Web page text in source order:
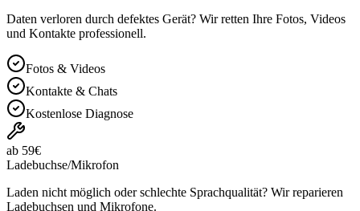
Daten verloren durch defektes Gerät? Wir retten Ihre Fotos, Videos
und Kontakte professionell.
Fotos & Videos
Kontakte & Chats
Kostenlose Diagnose
ab 59€
Ladebuchse/Mikrofon
Laden nicht möglich oder schlechte Sprachqualität? Wir reparieren
Ladebuchsen und Mikrofone.